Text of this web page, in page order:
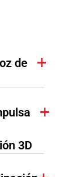
de
3D